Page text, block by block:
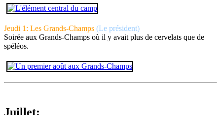
Jeudi 1: Les Grands-Champs (Le président)
Soirée aux Grands-Champs où il y avait plus de cervelats que de
spéléos.
Juillet: